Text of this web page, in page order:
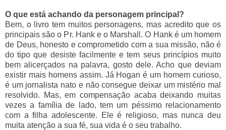
O que está achando da personagem principal?
Bem, o livro tem muitos personagens, mas acredito que os
principais são o Pr. Hank e o Marshall. O Hank é um homem
de Deus, honesto e comprometido com a sua missão, não é
do tipo que desiste facilmente e tem seus princípios muito
bem alicerçados na palavra, gosto dele. Acho que deviam
existir mais homens assim. Já Hogan é um homem curioso,
é um jornalista nato e não consegue deixar um mistério mal
resolvido. Mas, em compensação acaba deixando muitas
vezes a família de lado, tem um péssimo relacionamento
com a filha adolescente. Ele é religioso, mas nunca deu
muita atenção a sua fé, sua vida é o seu trabalho.